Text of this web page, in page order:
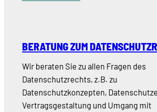
BERATUNG ZUM
Wir beraten Sie zu allen Fragen des
Datenschutzrechts, z.B. zu
Datenschutzkonzepten,
Vertragsgestaltung und Umgang mit